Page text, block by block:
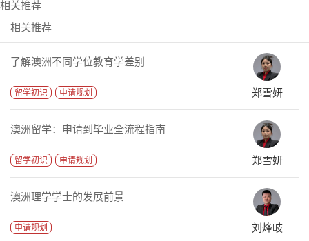
相关推荐
相关推荐
了解澳洲不同学位教育学差别
留学初识 申请规划 郑雪妍
澳洲留学：申请到毕业全流程指南
留学初识 申请规划 郑雪妍
澳洲理学学士的发展前景
申请规划 刘烽岐